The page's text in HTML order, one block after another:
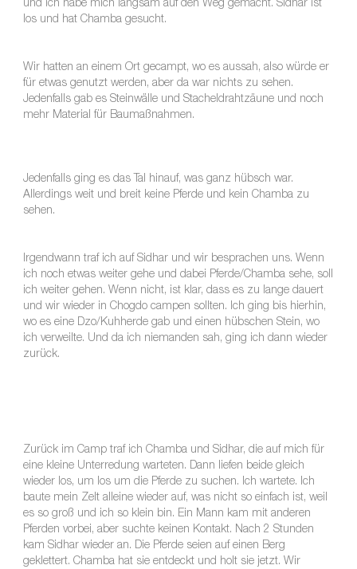
und ich habe mich langsam auf den Weg gemacht. Sidhar ist
los und hat Chamba gesucht.
Wir hatten an einem Ort gecampt, wo es aussah, also würde er
für etwas genutzt werden, aber da war nichts zu sehen.
Jedenfalls gab es Steinwälle und Stacheldrahtzäune und noch
mehr Material für Baumaßnahmen.
Jedenfalls ging es das Tal hinauf, was ganz hübsch war.
Allerdings weit und breit keine Pferde und kein Chamba zu
sehen.
Irgendwann traf ich auf Sidhar und wir besprachen uns. Wenn
ich noch etwas weiter gehe und dabei Pferde/Chamba sehe, soll
ich weiter gehen. Wenn nicht, ist klar, dass es zu lange dauert
und wir wieder in Chogdo campen sollten. Ich ging bis hierhin,
wo es eine Dzo/Kuhherde gab und einen hübschen Stein, wo
ich verweilte. Und da ich niemanden sah, ging ich dann wieder
zurück.
Zurück im Camp traf ich Chamba und Sidhar, die auf mich für
eine kleine Unterredung warteten. Dann liefen beide gleich
wieder los, um los um die Pferde zu suchen. Ich wartete. Ich
baute mein Zelt alleine wieder auf, was nicht so einfach ist, weil
es so groß und ich so klein bin. Ein Mann kam mit anderen
Pferden vorbei, aber suchte keinen Kontakt. Nach 2 Stunden
kam Sidhar wieder an. Die Pferde seien auf einen Berg
geklettert. Chamba hat sie entdeckt und holt sie jetzt. Wir